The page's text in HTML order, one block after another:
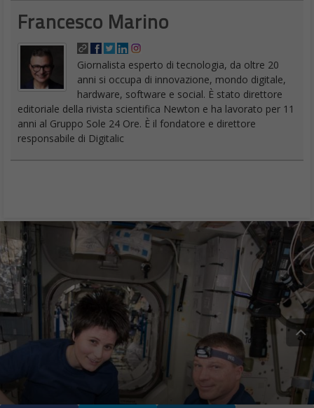
Francesco Marino
Giornalista esperto di tecnologia, da oltre 20
anni si occupa di innovazione, mondo digitale,
hardware, software e social. È stato direttore
editoriale della rivista scientifica Newton e ha lavorato per 11
anni al Gruppo Sole 24 Ore. È il fondatore e direttore
responsabile di Digitalic